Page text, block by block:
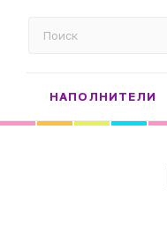
НАПОЛНИТЕЛИ